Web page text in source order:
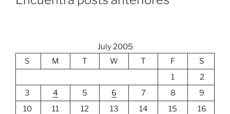
July 2005
S
M T W T F
S
1
2
3
4 5 6 7 8
9
10
11 12 13 14 15
16